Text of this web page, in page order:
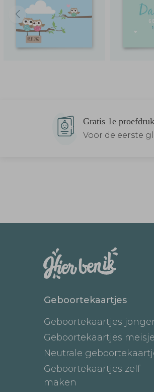
Gratis 1e proefdruk
Voor de eerste
Geboortekaartjes
Geboortekaartjes
Geboortekaartjes
Neutrale
Geboortekaartjes zelf
maken